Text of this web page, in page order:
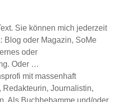
Sie können mich jederzeit
Blog oder Magazin, SoMe
oder
Oder …
mit massenhaft
Redakteurin, Journalistin,
Als Buchhebamme und/oder